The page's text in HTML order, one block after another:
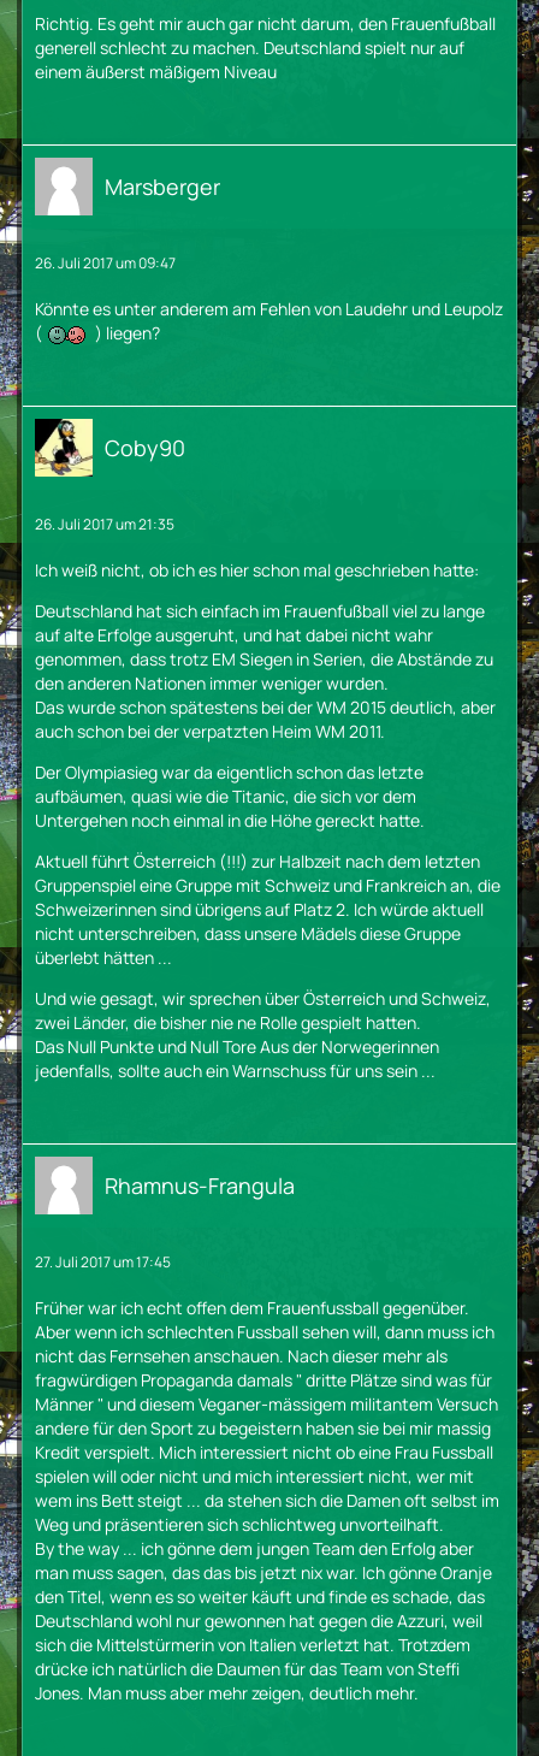
Richtig. Es geht mir auch gar nicht darum, den Frauenfußball
generell schlecht zu machen. Deutschland spielt nur auf
einem äußerst mäßigem Niveau
Marsberger
26. Juli 2017 um 09:47
Könnte es unter anderem am Fehlen von Laudehr und Leupolz
(
) liegen?
Coby90
26. Juli 2017 um 21:35
Ich weiß nicht, ob ich es hier schon mal geschrieben hatte:
Deutschland hat sich einfach im Frauenfußball viel zu lange
auf alte Erfolge ausgeruht, und hat dabei nicht wahr
genommen, dass trotz EM Siegen in Serien, die Abstände zu
den anderen Nationen immer weniger wurden.
Das wurde schon spätestens bei der WM 2015 deutlich, aber
auch schon bei der verpatzten Heim WM 2011.
Der Olympiasieg war da eigentlich schon das letzte
aufbäumen, quasi wie die Titanic, die sich vor dem
Untergehen noch einmal in die Höhe gereckt hatte.
Aktuell führt Österreich (!!!) zur Halbzeit nach dem letzten
Gruppenspiel eine Gruppe mit Schweiz und Frankreich an, die
Schweizerinnen sind übrigens auf Platz 2. Ich würde aktuell
nicht unterschreiben, dass unsere Mädels diese Gruppe
überlebt hätten ...
Und wie gesagt, wir sprechen über Österreich und Schweiz,
zwei Länder, die bisher nie ne Rolle gespielt hatten.
Das Null Punkte und Null Tore Aus der Norwegerinnen
jedenfalls, sollte auch ein Warnschuss für uns sein ...
Rhamnus-Frangula
27. Juli 2017 um 17:45
Früher war ich echt offen dem Frauenfussball gegenüber.
Aber wenn ich schlechten Fussball sehen will, dann muss ich
nicht das Fernsehen anschauen. Nach dieser mehr als
fragwürdigen Propaganda damals " dritte Plätze sind was für
Männer " und diesem Veganer-mässigem militantem Versuch
andere für den Sport zu begeistern haben sie bei mir massig
Kredit verspielt. Mich interessiert nicht ob eine Frau Fussball
spielen will oder nicht und mich interessiert nicht, wer mit
wem ins Bett steigt ... da stehen sich die Damen oft selbst im
Weg und präsentieren sich schlichtweg unvorteilhaft.
By the way ... ich gönne dem jungen Team den Erfolg aber
man muss sagen, das das bis jetzt nix war. Ich gönne Oranje
den Titel, wenn es so weiter käuft und finde es schade, das
Deutschland wohl nur gewonnen hat gegen die Azzuri, weil
sich die Mittelstürmerin von Italien verletzt hat. Trotzdem
drücke ich natürlich die Daumen für das Team von Steffi
Jones. Man muss aber mehr zeigen, deutlich mehr.